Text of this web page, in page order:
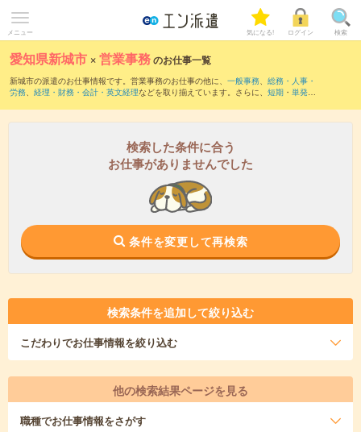
メニュー 気になる! ログイン 検索
愛知県新城市 ×営業事務のお仕事一覧
新城市の派遣のお仕事情報です。営業事務のお仕事の他に、 一般事務、 総務・人事・
労務、 経理・財務・会計・英文経理などを取り揃えています。さらに、 短期 ・ 単発な
検索した条件に合う
お仕事がありませんでした
条件を変更して再検索
検索条件を追加して絞り込む
こだわりでお仕事情報を絞り込む
他の検索結果ページを見る
職種でお仕事情報をさがす